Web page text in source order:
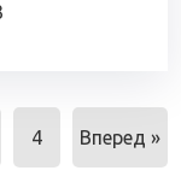
4 Вперед »